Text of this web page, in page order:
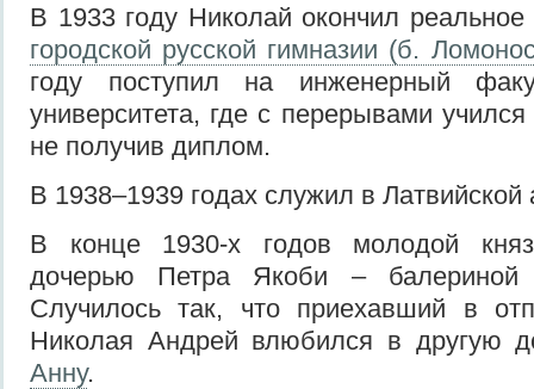
В 1933 году Николай окончил
городской русской гимназии (б.
году поступил на инженерный
университета, где с перерывами
не получив диплом.
В 1938–1939 годах служил в Латвийской
В конце 1930-х годов молодой
дочерью Петра Якоби – балериной
Случилось так, что приехавший в
Николая Андрей влюбился в другую
Анну.